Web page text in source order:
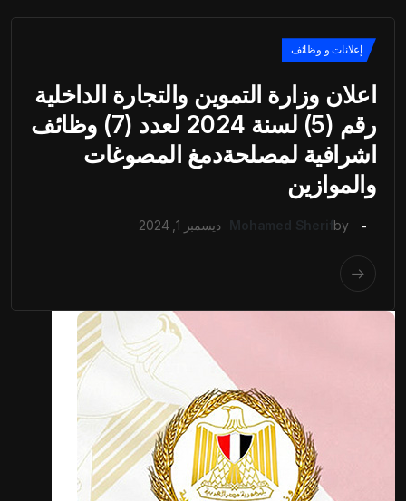
إعلانات و وظائف
اعلان وزارة التموين والتجارة الداخلية
رقم (5) لسنة 2024 لعدد (7) وظائف
اشرافية لمصلحةدمغ المصوغات
والموازين
by
Mohamed Sherif ديسمبر 1, 2024